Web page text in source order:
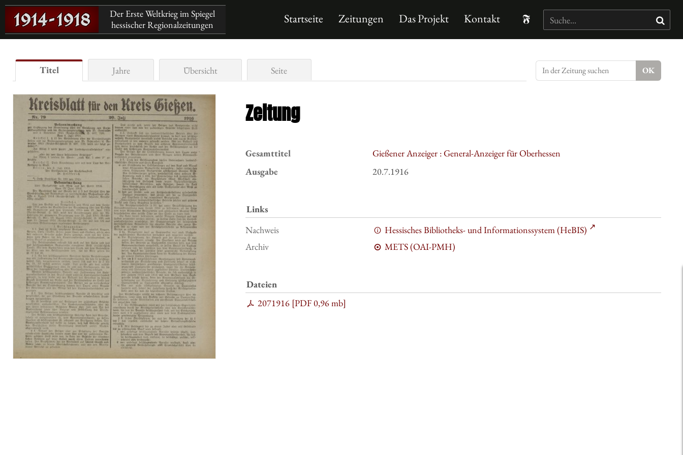
Der Erste Weltkrieg im Spiegel
hessischer Regionalzeitungen
Startseite Zeitungen Das Projekt Kontakt
Titel Jahre Übersicht Seite
Zeitung
Gesamttitel
Gießener Anzeiger : General-Anzeiger für Oberhessen
Ausgabe
20.7.1916
Links
Nachweis
Hessisches Bibliotheks- und Informationssystem (HeBIS)
Archiv
METS (OAI-PMH)
Dateien
2071916 [PDF0,96 mb]